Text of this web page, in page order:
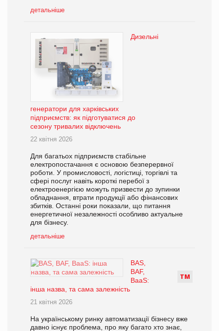
детальніше
Дизельні
генератори для харківських
підприємств: як підготуватися до
сезону тривалих відключень
22 квітня 2026
Для багатьох підприємств стабільне
електропостачання є основою безперервної
роботи. У промисловості, логістиці, торгівлі та
сфері послуг навіть короткі перебої з
електроенергією можуть призвести до зупинки
обладнання, втрати продукції або фінансових
збитків. Останні роки показали, що питання
енергетичної незалежності особливо актуальне
для бізнесу.
детальніше
ТМ
BAS,
BAF,
BaaS:
інша назва, та сама залежність
21 квітня 2026
На українському ринку автоматизації бізнесу вже
давно існує проблема, про яку багато хто знає,